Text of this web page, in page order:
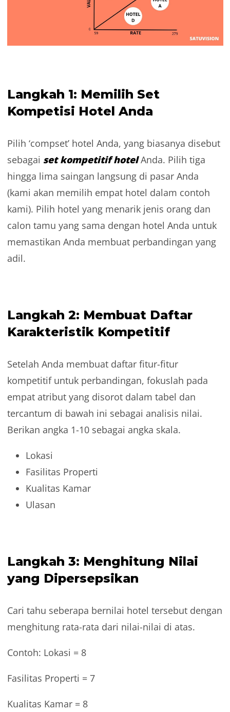
Langkah 1: Memilih Set
Kompetisi Hotel Anda
Pilih ‘compset’ hotel Anda, yang biasanya disebut
sebagai set kompetitif hotelAnda. Pilih tiga
hingga lima saingan langsung di pasar Anda
(kami akan memilih empat hotel dalam contoh
kami). Pilih hotel yang menarik jenis orang dan
calon tamu yang sama dengan hotel Anda untuk
memastikan Anda membuat perbandingan yang
adil.
Langkah 2: Membuat Daftar
Karakteristik Kompetitif
Setelah Anda membuat daftar fitur-fitur
kompetitif untuk perbandingan, fokuslah pada
empat atribut yang disorot dalam tabel dan
tercantum di bawah ini sebagai analisis nilai.
Berikan angka 1-10 sebagai angka skala.
Lokasi
Fasilitas Properti
Kualitas Kamar
Ulasan
Langkah 3: Menghitung Nilai
yang Dipersepsikan
Cari tahu seberapa bernilai hotel tersebut dengan
menghitung rata-rata dari nilai-nilai di atas.
Contoh: Lokasi = 8
Fasilitas Properti = 7
Kualitas Kamar = 8